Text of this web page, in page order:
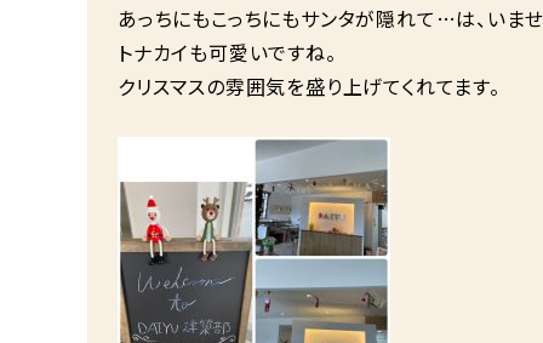
あっちにもこっちにもサンタが隠れて…は、いま
トナカイも可愛いですね。
クリスマスの雰囲気を盛り上げてくれてます。